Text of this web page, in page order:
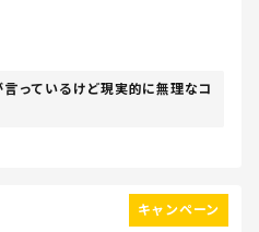
っているけど現実的に無理なコ
キャンペーン